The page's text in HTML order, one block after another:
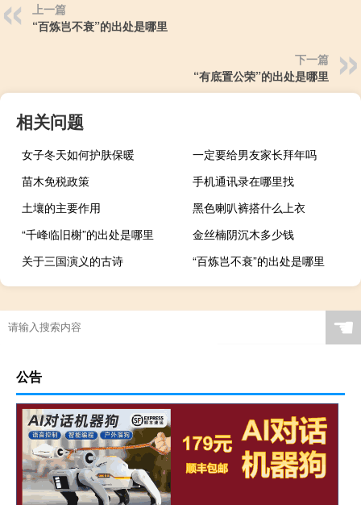
上一篇
“百炼岂不衰”的出处是哪里
下一篇
“有底置公荣”的出处是哪里
相关问题
女子冬天如何护肤保暖
一定要给男友家长拜年吗
苗木免税政策
手机通讯录在哪里找
土壤的主要作用
黑色喇叭裤搭什么上衣
“千峰临旧榭”的出处是哪里
金丝楠阴沉木多少钱
关于三国演义的古诗
“百炼岂不衰”的出处是哪里
☚
公告